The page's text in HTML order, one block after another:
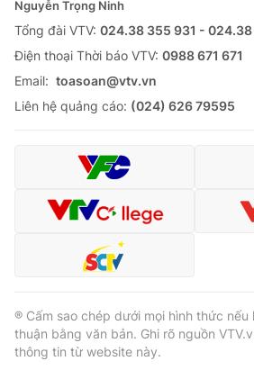
Nguyễn Trọng Ninh
Tổng đài VTV: 024.38 355 931 -
Ðiện thoại Thời báo VTV: 0988 671 671
Email: toasoan@vtv.vn
Liên hệ quảng cáo: (024) 626 79595
® Cấm sao chép dưới mọi hình thức
thuận bằng văn bản. Ghi rõ nguồn
thông tin từ website này.